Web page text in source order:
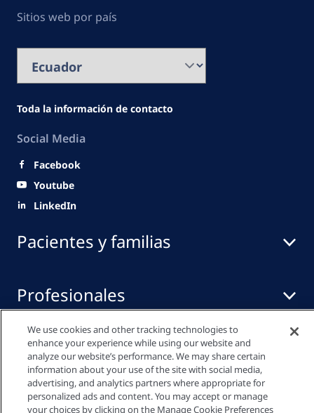
Pacientes y familias
Profesionales
Centro de medios
Sitios web por país
Toda la información de contacto
Social Media
Facebook
Youtube
LinkedIn
Política de privacidad
We use cookies and other tracking technologies to
enhance your experience while using our website and
analyze our website’s performance. We may share certain
information about your use of the site with social media,
advertising, and analytics partners where appropriate for
personalized ads and content. You may accept or manage
your choices by clicking on the Manage Cookie Preferences